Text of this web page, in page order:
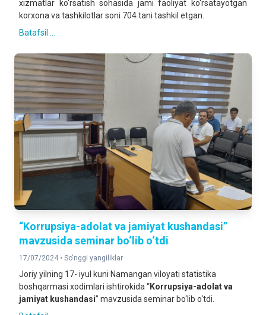
xizmatlar ko‘rsatish sohasida jami faoliyat ko‘rsatayotgan
korxona va tashkilotlar soni 704 tani tashkil etgan.
Batafsil ...
“Korrupsiya-adolat va jamiyat kushandasi”
mavzusida seminar bo‘lib o‘tdi
17/07/2024 • So'nggi yangiliklar
Joriy yilning 17- iyul kuni Namangan viloyati statistika
boshqarmasi xodimlari ishtirokida “Korrupsiya-adolat va
jamiyat kushandasi” mavzusida seminar bo‘lib o‘tdi.